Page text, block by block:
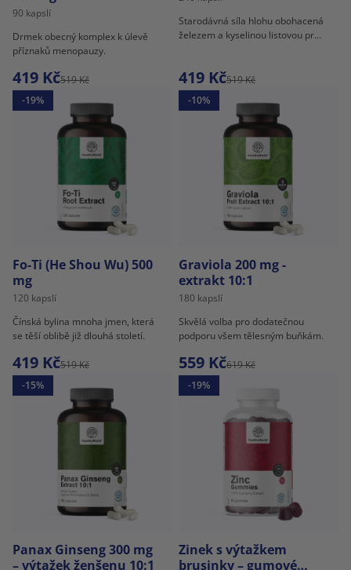
90 kapslí
Drmek obecný komplex k úlevě
příznaků menopauzy.
419 Kč519 Kč
Starodávná síla hlohu obohacená
železem a kyselinou listovou pro
419 Kč519 Kč
-19%
Fo-Ti (He Shou Wu) 500
mg
120 kapslí
Čínská bylina mnoha jmen, která
se těší oblibě již dlouhá století.
419 Kč519 Kč
-10%
Graviola 200 mg -
extrakt 10:1
180 kapslí
Skvělá volba pro dodatečnou
podporu všem tělesným buňkám.
559 Kč619 Kč
-15%
Panax Ginseng 300 mg
– výtažek ženšenu 10:1
-19%
Zinek s výtažkem
brusinky – gumové